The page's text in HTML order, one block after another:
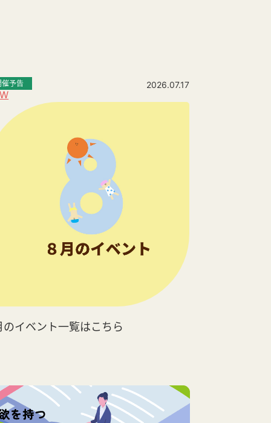
催予告 2026.07.17
のイベント一覧はこちら